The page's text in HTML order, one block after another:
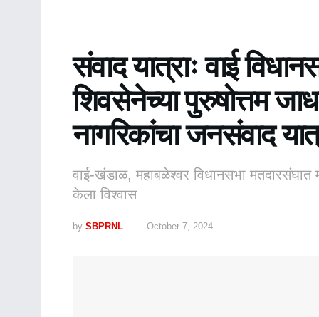
संवाद यात्राः वाई
शिवसेनेच्या पुरुषोत्तम
नागरिकांचा जनसंवाद
वाई-खंडाळ, महाबळेश्वर विधानसभा मतदारसंघात
केला विश्वास
by SBPRNL October 7, 2024